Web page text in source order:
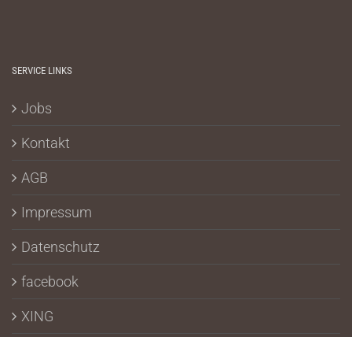
SERVICE LINKS
Jobs
Kontakt
AGB
Impressum
Datenschutz
facebook
XING